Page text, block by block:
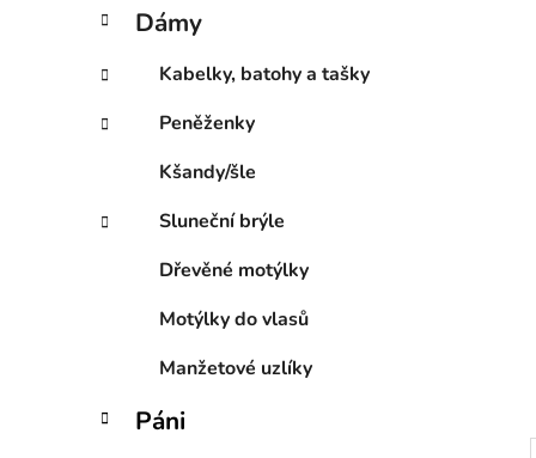
p
a
e
e
o
i
Dámy
Kabelky, batohy a tašky
Peněženky
Kšandy/šle
Sluneční brýle
Dřevěné motýlky
Motýlky do vlasů
Manžetové uzlíky
Páni